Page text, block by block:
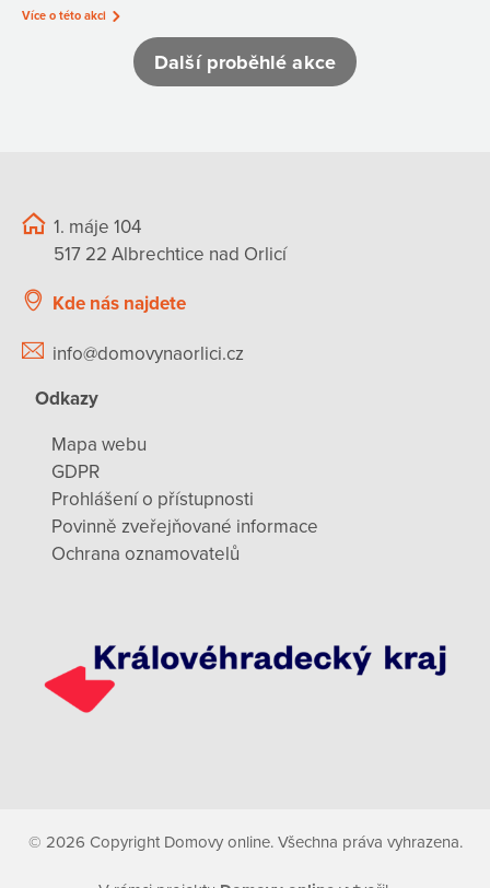
Více o této akci
Další proběhlé akce
1. máje 104
517 22 Albrechtice nad Orlicí
Kde nás najdete
info@domovynaorlici.cz
Odkazy
Mapa webu
GDPR
Prohlášení o přístupnosti
Povinně zveřejňované informace
Ochrana oznamovatelů
© 2026 Copyright Domovy online. Všechna práva vyhrazena.